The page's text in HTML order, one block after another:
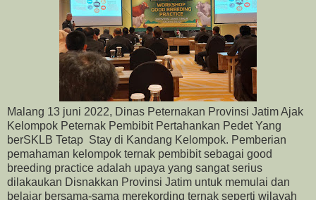
Malang 13 juni 2022, Dinas Peternakan Provinsi Jatim Ajak
Kelompok Peternak Pembibit Pertahankan Pedet Yang
berSKLB Tetap Stay di Kandang Kelompok. Pemberian
pemahaman kelompok ternak pembibit sebagai good
breeding practice adalah upaya yang sangat serius
dilakaukan Disnakkan Provinsi Jatim untuk memulai dan
belajar bersama-sama merekording ternak seperti wilayah